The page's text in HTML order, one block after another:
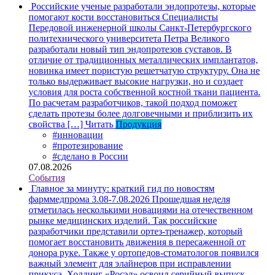
Российские ученые разработали эндопротезы, которые
помогают кости восстановиться Специалисты
Передовой инженерной школы Санкт-Петербургского
политехнического университета Петра Великого
разработали новый тип эндопротезов суставов. В
отличие от традиционных металлических имплантатов,
новинка имеет пористую решетчатую структуру. Она не
только выдерживает высокие нагрузки, но и создает
условия для роста собственной костной ткани пациента.
По расчетам разработчиков, такой подход поможет
сделать протезы более долговечными и приблизить их
свойства […] Читать Продукция
#инновации
#протезирование
#сделано в России
07.08.2026
События
Главное за минуту: краткий гид по новостям
фарммедпрома 3.08-7.08.2026 Прошедшая неделя
отметилась несколькими новациями на отечественном
рынке медицинских изделий. Так российские
разработчики представили ортез-тренажер, который
помогает восстановить движения в пересаженной от
донора руке. Также у ортопедов-стоматологов появился
важный элемент для элайнеров при исправлении